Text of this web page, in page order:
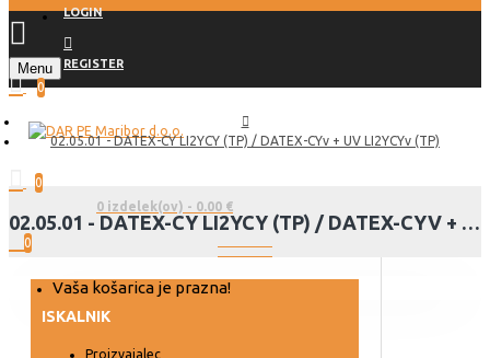
LOGIN
REGISTER
Menu
0
0
0 izdelek(ov) - 0.00 €
0
Vaša košarica je prazna!
02.05.01 - DATEX-CY LI2YCY (TP) / DATEX-CYv + UV LI2YCYv (TP)
02.05.01 - DATEX-CY LI2YCY (TP) / DATEX-CYV + UV LI2YCYV (TP)
ISKALNIK
Proizvajalec